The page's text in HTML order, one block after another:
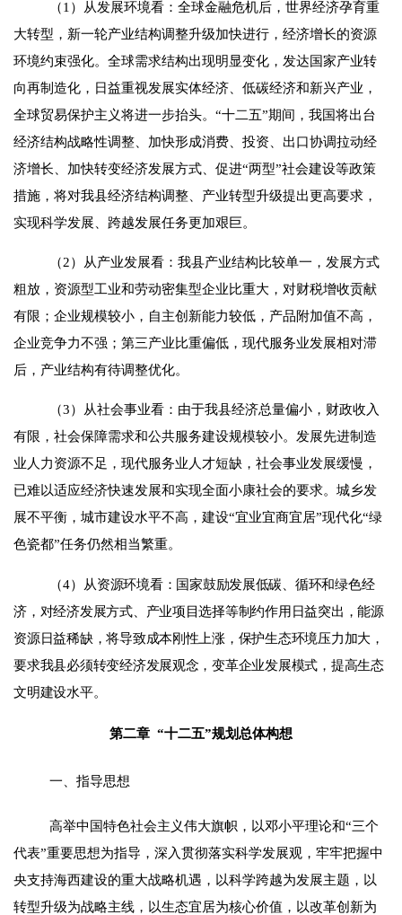
（1 ）从发展环境看：全球金融危机后，世界经济孕育重
大转型，新一轮产业结构调整升级加快进行，经济增长的资源
环境约束强化。全球需求结构出现明显变化，发达国家产业转
向再制造化，日益重视发展实体经济、低碳经济和新兴产业，
全球贸易保护主义将进一步抬头。“十二五”期间，我国将出台
经济结构战略性调整、加快形成消费、投资、出口协调拉动经
济增长、加快转变经济发展方式、促进“两型”社会建设等政策
措施，将对我县经济结构调整、产业转型升级提出更高要求，
实现科学发展、跨越发展任务更加艰巨。
（2）从产业发展看：我县产业结构比较单一，发展方式
粗放，资源型工业和劳动密集型企业比重大，对财税增收贡献
有限；企业规模较小，自主创新能力较低，产品附加值不高，
企业竞争力不强；第三产业比重偏低，现代服务业发展相对滞
后，产业结构有待调整优化。
（3）从社会事业看：由于我县经济总量偏小，财政收入
有限，社会保障需求和公共服务建设规模较小。发展先进制造
业人力资源不足，现代服务业人才短缺，社会事业发展缓慢，
已难以适应经济快速发展和实现全面小康社会的要求。城乡发
展不平衡，城市建设水平不高，建设“宜业宜商宜居”现代化“绿
色瓷都”任务仍然相当繁重。
（4）
从资源环境看：国家鼓励发展低碳、循环和绿色经
济，对经济发展方式、产业项目选择等制约作用日益突出，能源
资源日益稀缺，将导致成本刚性上涨，保护生态环境压力加大，
要求我县必须转变经济发展观念，变革企业发展模式，提高生态
文明建设水平。
第二章 “十二五”规划总体构想
一、指导思想
高举中国特色社会主义伟大旗帜，以邓小平理论和“三个
代表”重要思想为指导，深入贯彻落实科学发展观，牢牢把握中
央支持海西建设的重大战略机遇，以科学跨越为发展主题，以
转型升级为战略主线，以生态宜居为核心价值，以改革创新为